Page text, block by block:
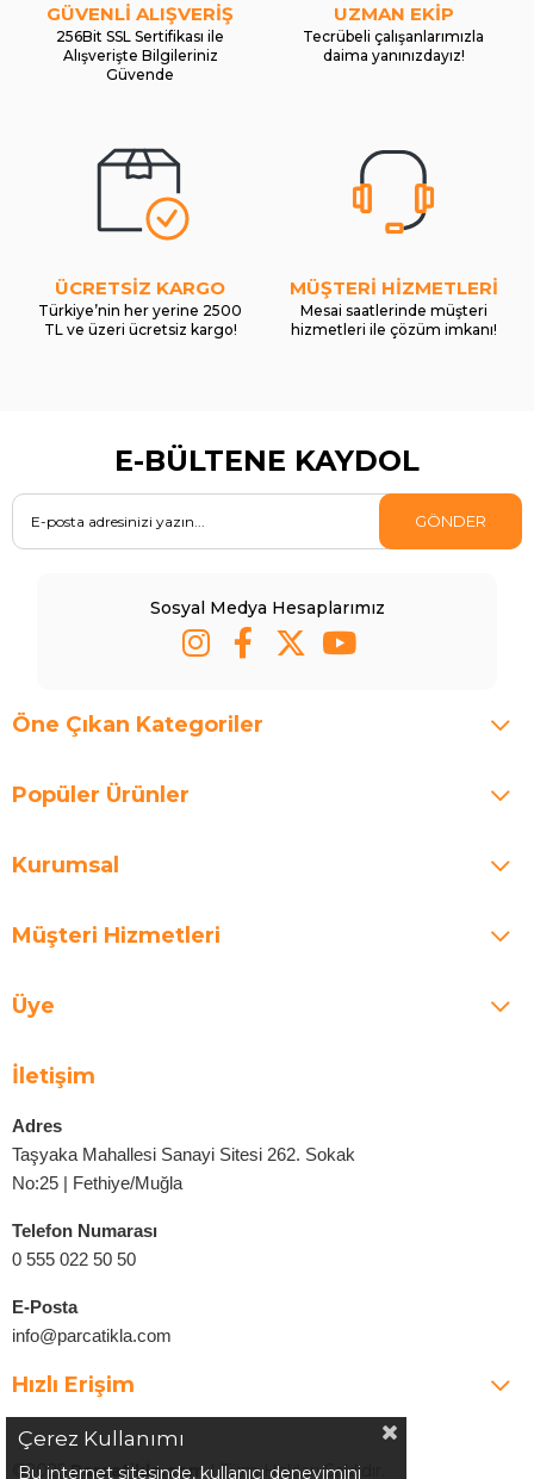
GÜVENLİ ALIŞVERİŞ
256Bit SSL Sertifikası ile
Alışverişte Bilgileriniz
Güvende
UZMAN EKİP
Tecrübeli çalışanlarımızla
daima yanınızdayız!
ÜCRETSİZ KARGO
Türkiye’nin her yerine 2500
TL ve üzeri ücretsiz kargo!
MÜŞTERİ HİZMETLERİ
Mesai saatlerinde müşteri
hizmetleri ile çözüm imkanı!
E-BÜLTENE KAYDOL
GÖNDER
Sosyal Medya Hesaplarımız
Öne Çıkan Kategoriler
Popüler Ürünler
Kurumsal
Müşteri Hizmetleri
Üye
İletişim
Adres
Taşyaka Mahallesi Sanayi Sitesi 262. Sokak
No:25 | Fethiye/Muğla
Telefon Numarası
0 555 022 50 50
E-Posta
info@parcatikla.com
Hızlı Erişim
©2025Parcatikla.com| Tüm Hakları Saklıdır.
Çerez Kullanımı
Bu internet sitesinde, kullanıcı deneyimini